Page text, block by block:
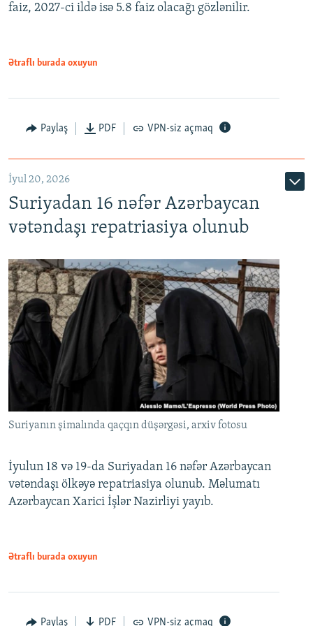
Auto
480p
faiz, 2027-ci ildə isə 5.8 faiz olacağı gözlənilir.
Ətraflı burada oxuyun
Paylaş PDF VPN-siz açmaq
İyul 20, 2026
Suriyadan 16 nəfər Azərbaycan
vətəndaşı repatriasiya olunub
Suriyanın şimalında qaçqın düşərgəsi, arxiv fotosu
İyulun 18 və 19-da Suriyadan 16 nəfər Azərbaycan
vətəndaşı ölkəyə repatriasiya olunub. Məlumatı
Azərbaycan Xarici İşlər Nazirliyi yayıb.
Ətraflı burada oxuyun
Paylaş PDF VPN-siz açmaq